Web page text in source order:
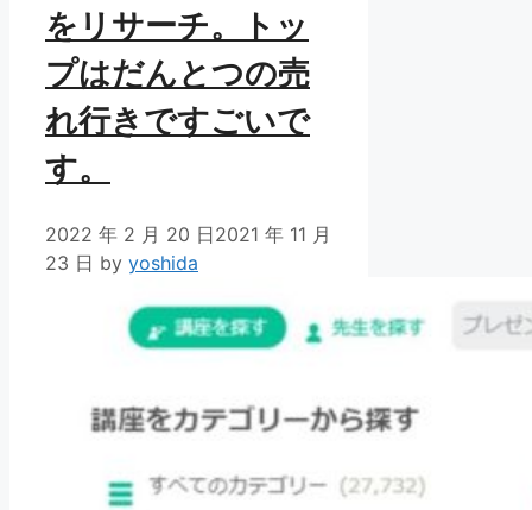
をリサーチ。トッ
プはだんとつの売
れ行きですごいで
す。
2022 年 2 月 20 日2021 年 11 月
23 日 by yoshida